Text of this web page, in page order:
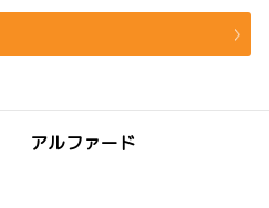
アルファード